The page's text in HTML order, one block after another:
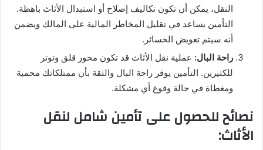
النقل، يمكن أن تكون تكاليف إصلاح أو استبدال الأثاث باهظة.
التأمين يساعد في تقليل المخاطر المالية على المالك ويضمن
أنه سيتم تعويض الخسائر.
راحة البال: عملية نقل الأثاث قد تكون محور قلق وتوتر
للكثيرين. التأمين يوفر راحة البال والثقة بأن ممتلكاتك محمية
ومغطاة في حالة وقوع أي مشكلة.
نصائح للحصول على تأمين شامل لنقل
الأثاث: